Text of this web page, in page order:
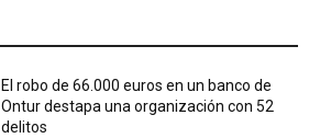
El robo de 66.000 euros en un banco de
Ontur destapa una organización con 52
delitos